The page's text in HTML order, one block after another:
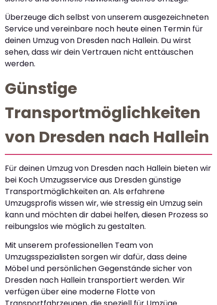
Überzeuge dich selbst von unserem ausgezeichneten
Service und vereinbare noch heute einen Termin für
deinen Umzug von Dresden nach Hallein. Du wirst
sehen, dass wir dein Vertrauen nicht enttäuschen
werden.
Günstige
Transportmöglichkeiten
von Dresden nach Hallein
Für deinen Umzug von Dresden nach Hallein bieten wir
bei Koch Umzugsservice aus Dresden günstige
Transportmöglichkeiten an. Als erfahrene
Umzugsprofis wissen wir, wie stressig ein Umzug sein
kann und möchten dir dabei helfen, diesen Prozess so
reibungslos wie möglich zu gestalten.
Mit unserem professionellen Team von
Umzugsspezialisten sorgen wir dafür, dass deine
Möbel und persönlichen Gegenstände sicher von
Dresden nach Hallein transportiert werden. Wir
verfügen über eine moderne Flotte von